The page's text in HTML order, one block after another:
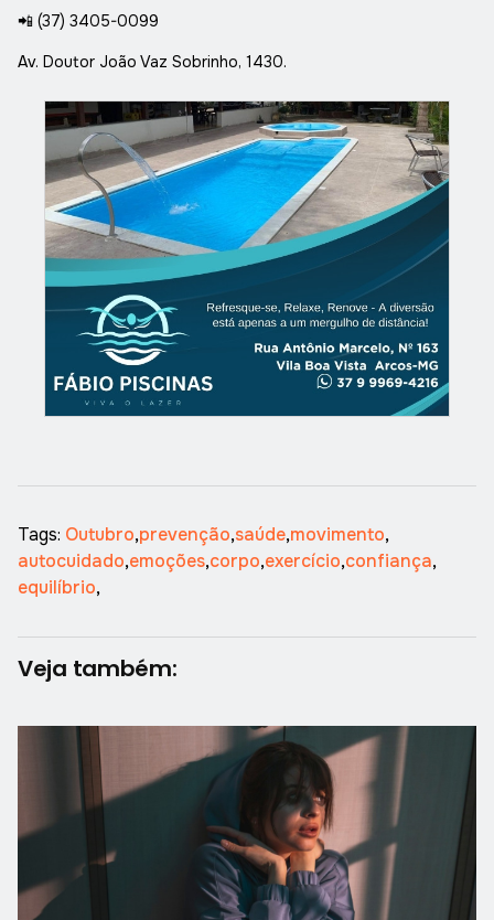
📲 (37) 3405-0099
Av. Doutor João Vaz Sobrinho, 1430.
Tags: Outubro,prevenção,saúde,movimento,
autocuidado,emoções,corpo,exercício,confiança,
equilíbrio,
Veja também: